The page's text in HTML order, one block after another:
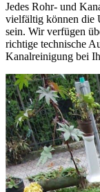
Jedes Rohr- und
vielfältig können die
sein. Wir verfügen
richtige technische
Kanalreinigung bei